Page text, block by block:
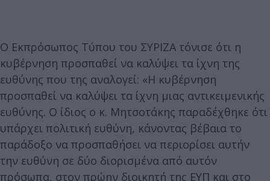
Ο Εκπρόσωπος Τύπου του ΣΥΡΙΖΑ τόνισε ότι η
κυβέρνηση προσπαθεί να καλύψει τα ίχνη της
ευθύνης που της αναλογεί: «Η κυβέρνηση
προσπαθεί να καλύψει τα ίχνη μιας αντικειμενικής
ευθύνης. Ο ίδιος ο κ. Μητσοτάκης παραδέχθηκε ότι
υπάρχει πολιτική ευθύνη, κάνοντας βέβαια το
παράδοξο να προσπαθήσει να περιορίσει αυτήν
την ευθύνη σε δύο διορισμένα από αυτόν
πρόσωπα, στον πρώην διοικητή της ΕΥΠ και στο